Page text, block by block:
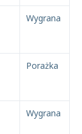
Wygrana
Porażka
Wygrana